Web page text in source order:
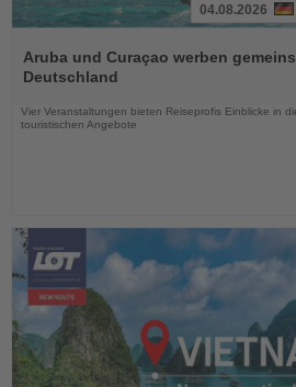
Sie
die
04.08.2026
Aruba und Curaçao werben
Deutschland
Vier Veranstaltungen bieten Reiseprofis Einblicke in
touristischen Angebote